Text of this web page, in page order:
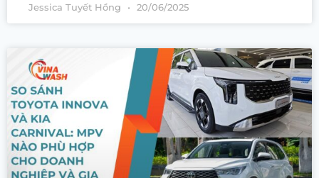
Jessica Tuyết Hồng 20/06/2025